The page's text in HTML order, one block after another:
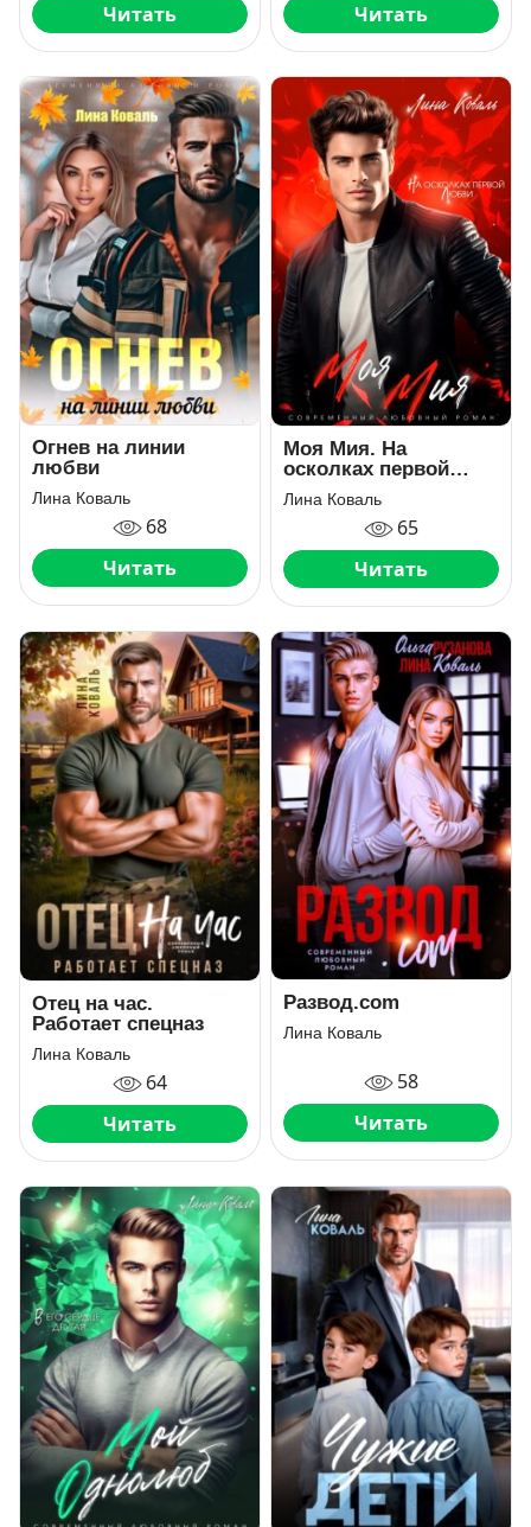
Читать
Читать
Огнев на линии
любви
Лина Коваль
68
Читать
Моя Мия. На
осколках первой
любви
Лина Коваль
65
Читать
Отец на час.
Работает спецназ
Лина Коваль
64
Читать
Развод.com
Лина Коваль
58
Читать